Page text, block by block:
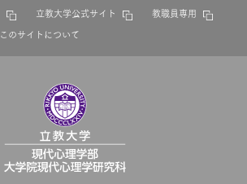
立教大学公式サイト
教職員専用
このサイトについて